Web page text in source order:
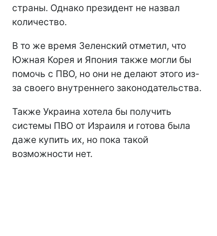
страны. Однако президент не назвал
количество.
В то же время Зеленский отметил, что
Южная Корея и Япония также могли бы
помочь с ПВО, но они не делают этого из-
за своего внутреннего законодательства.
Также Украина хотела бы получить
системы ПВО от Израиля и готова была
даже купить их, но пока такой
возможности нет.